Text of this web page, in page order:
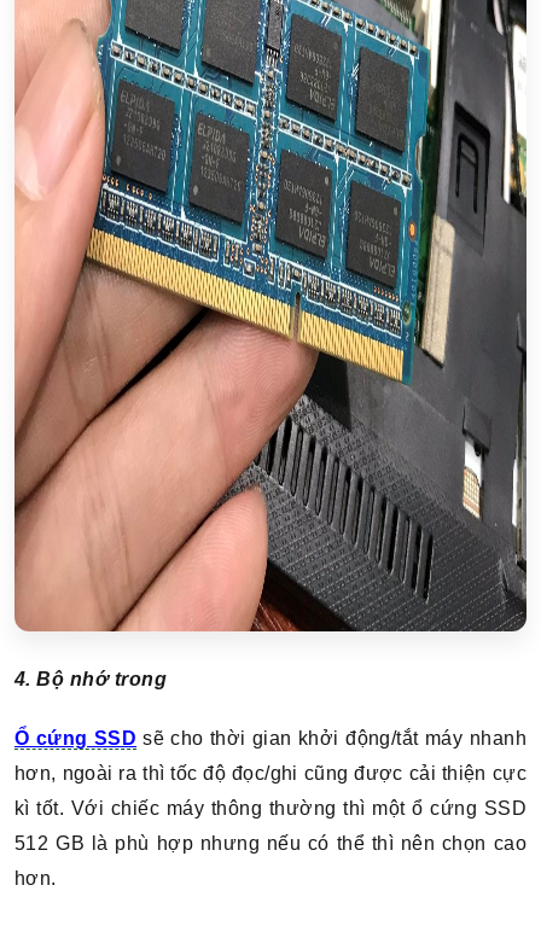
4. Bộ nhớ trong
Ổ cứng SSD sẽ cho thời gian khởi động/tắt máy nhanh
hơn, ngoài ra thì tốc độ đọc/ghi cũng được cải thiện cực
kì tốt. Với chiếc máy thông thường thì một ổ cứng SSD
512 GB là phù hợp nhưng nếu có thể thì nên chọn cao
hơn.